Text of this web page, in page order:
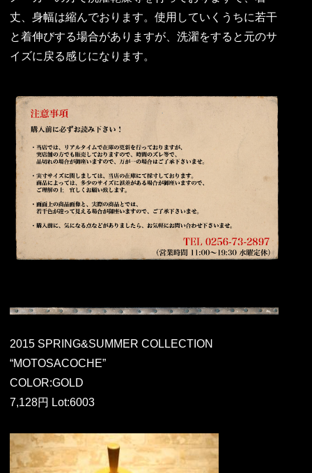
丈、身幅は縮んでおります。使用していくうちに若干
と着伸びする場合がありますが、洗濯をすると元のサ
イズに戻る感じになります。
2015 SPRING&SUMMER COLLECTION
“MOTOSACOCHE”
COLOR:GOLD
7,128円 Lot:6003